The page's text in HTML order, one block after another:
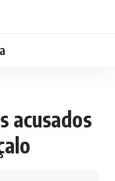
acusados